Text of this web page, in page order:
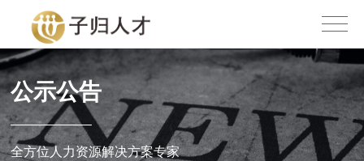
公示公告
全方位人力资源解决方案专家